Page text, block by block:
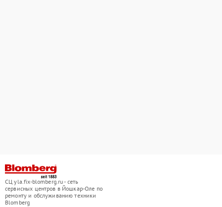
СЦ yla.fix-blomberg.ru - сеть
сервисных центров в Йошкар-Оле по
ремонту и обслуживанию техники
Blomberg